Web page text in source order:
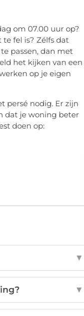
om 07.00 uur op?
fel is? Zélfs dat
passen, dan met
het kijken van een
op je eigen
persé nodig. Er zijn
dat je woning beter
doen op:
▼
▼